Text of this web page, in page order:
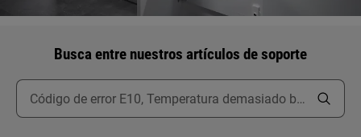
Busca entre nuestros artículos de soporte